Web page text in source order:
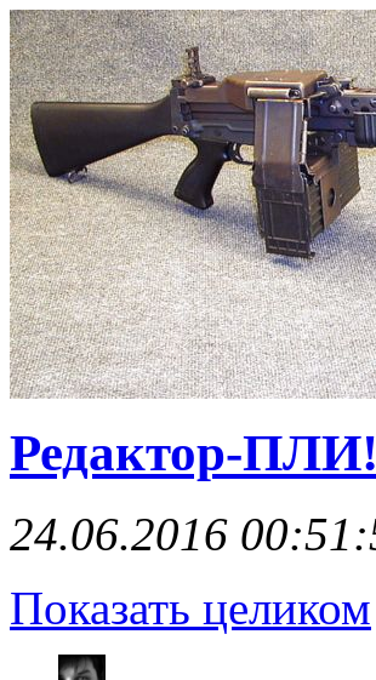
Редактор-ПЛИ!
24.06.2016
Показать целиком